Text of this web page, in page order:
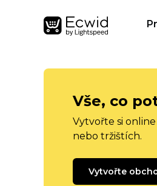
Vše, co
Vytvořte si
nebo tržištích.
Vytvořte